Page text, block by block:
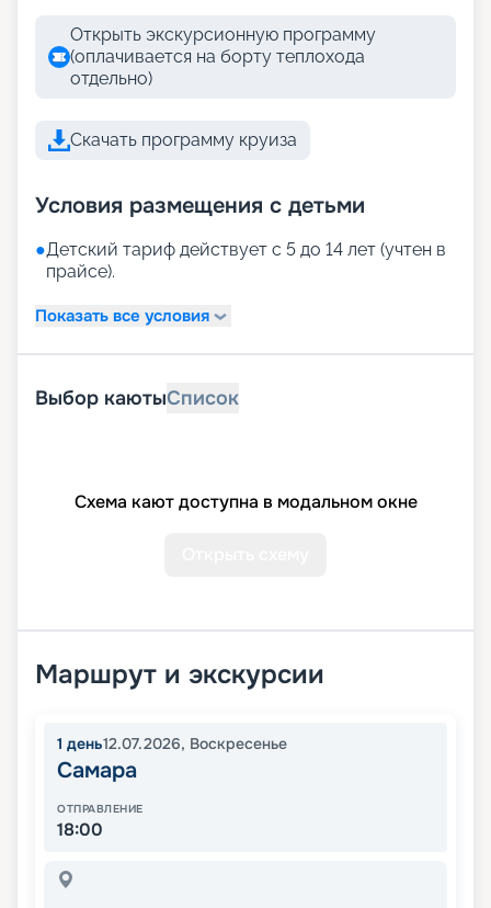
Открыть экскурсионную программу
(оплачивается на борту теплохода
отдельно)
Скачать программу круиза
Условия размещения с детьми
●Детский тариф действует с 5 до 14 лет (учтен в
прайсе).
Показать все условия
Выбор каютыСписок
Схема кают доступна в модальном окне
Маршрут и экскурсии
1 день12.07.2026, Воскресенье
Самара
ОТПРАВЛЕНИЕ
18:00